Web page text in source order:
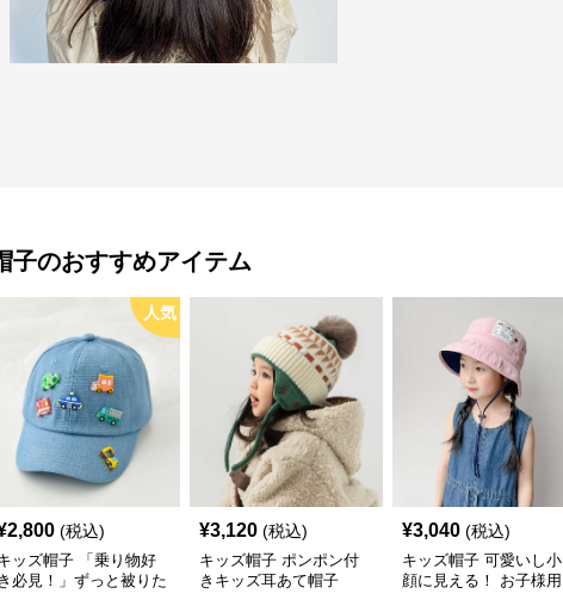
子のおすすめアイテム
人気
2,800 (税込)
ッズ帽子 「乗り物好
き必見！」ずっと被りた
¥3,120 (税込)
キッズ帽子 ポンポン付
きキッズ耳あて帽子
¥3,040 (税込)
キッズ帽子 可愛いし小
顔に見える！ お子様用